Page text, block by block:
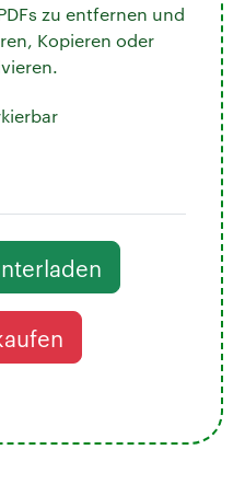
zu entfernen und
Kopieren oder